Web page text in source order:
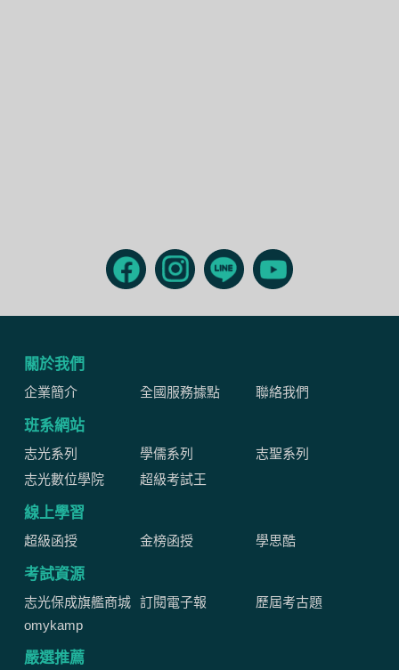
關於我們
企業簡介 全國服務據點 聯絡我們
班系網站
志光系列 學儒系列
志聖系列
志光數位學院
超級考試王
線上學習
超級函授 金榜函授 學思酷
考試資源
志光保成旗艦商城 訂閱電子報
歷屆考古題
omykamp
嚴選推薦